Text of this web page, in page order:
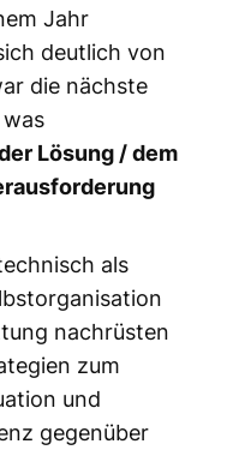
Jahr
deutlich von
die nächste
Lösung / dem
als
nachrüsten
zum
und
gegenüber